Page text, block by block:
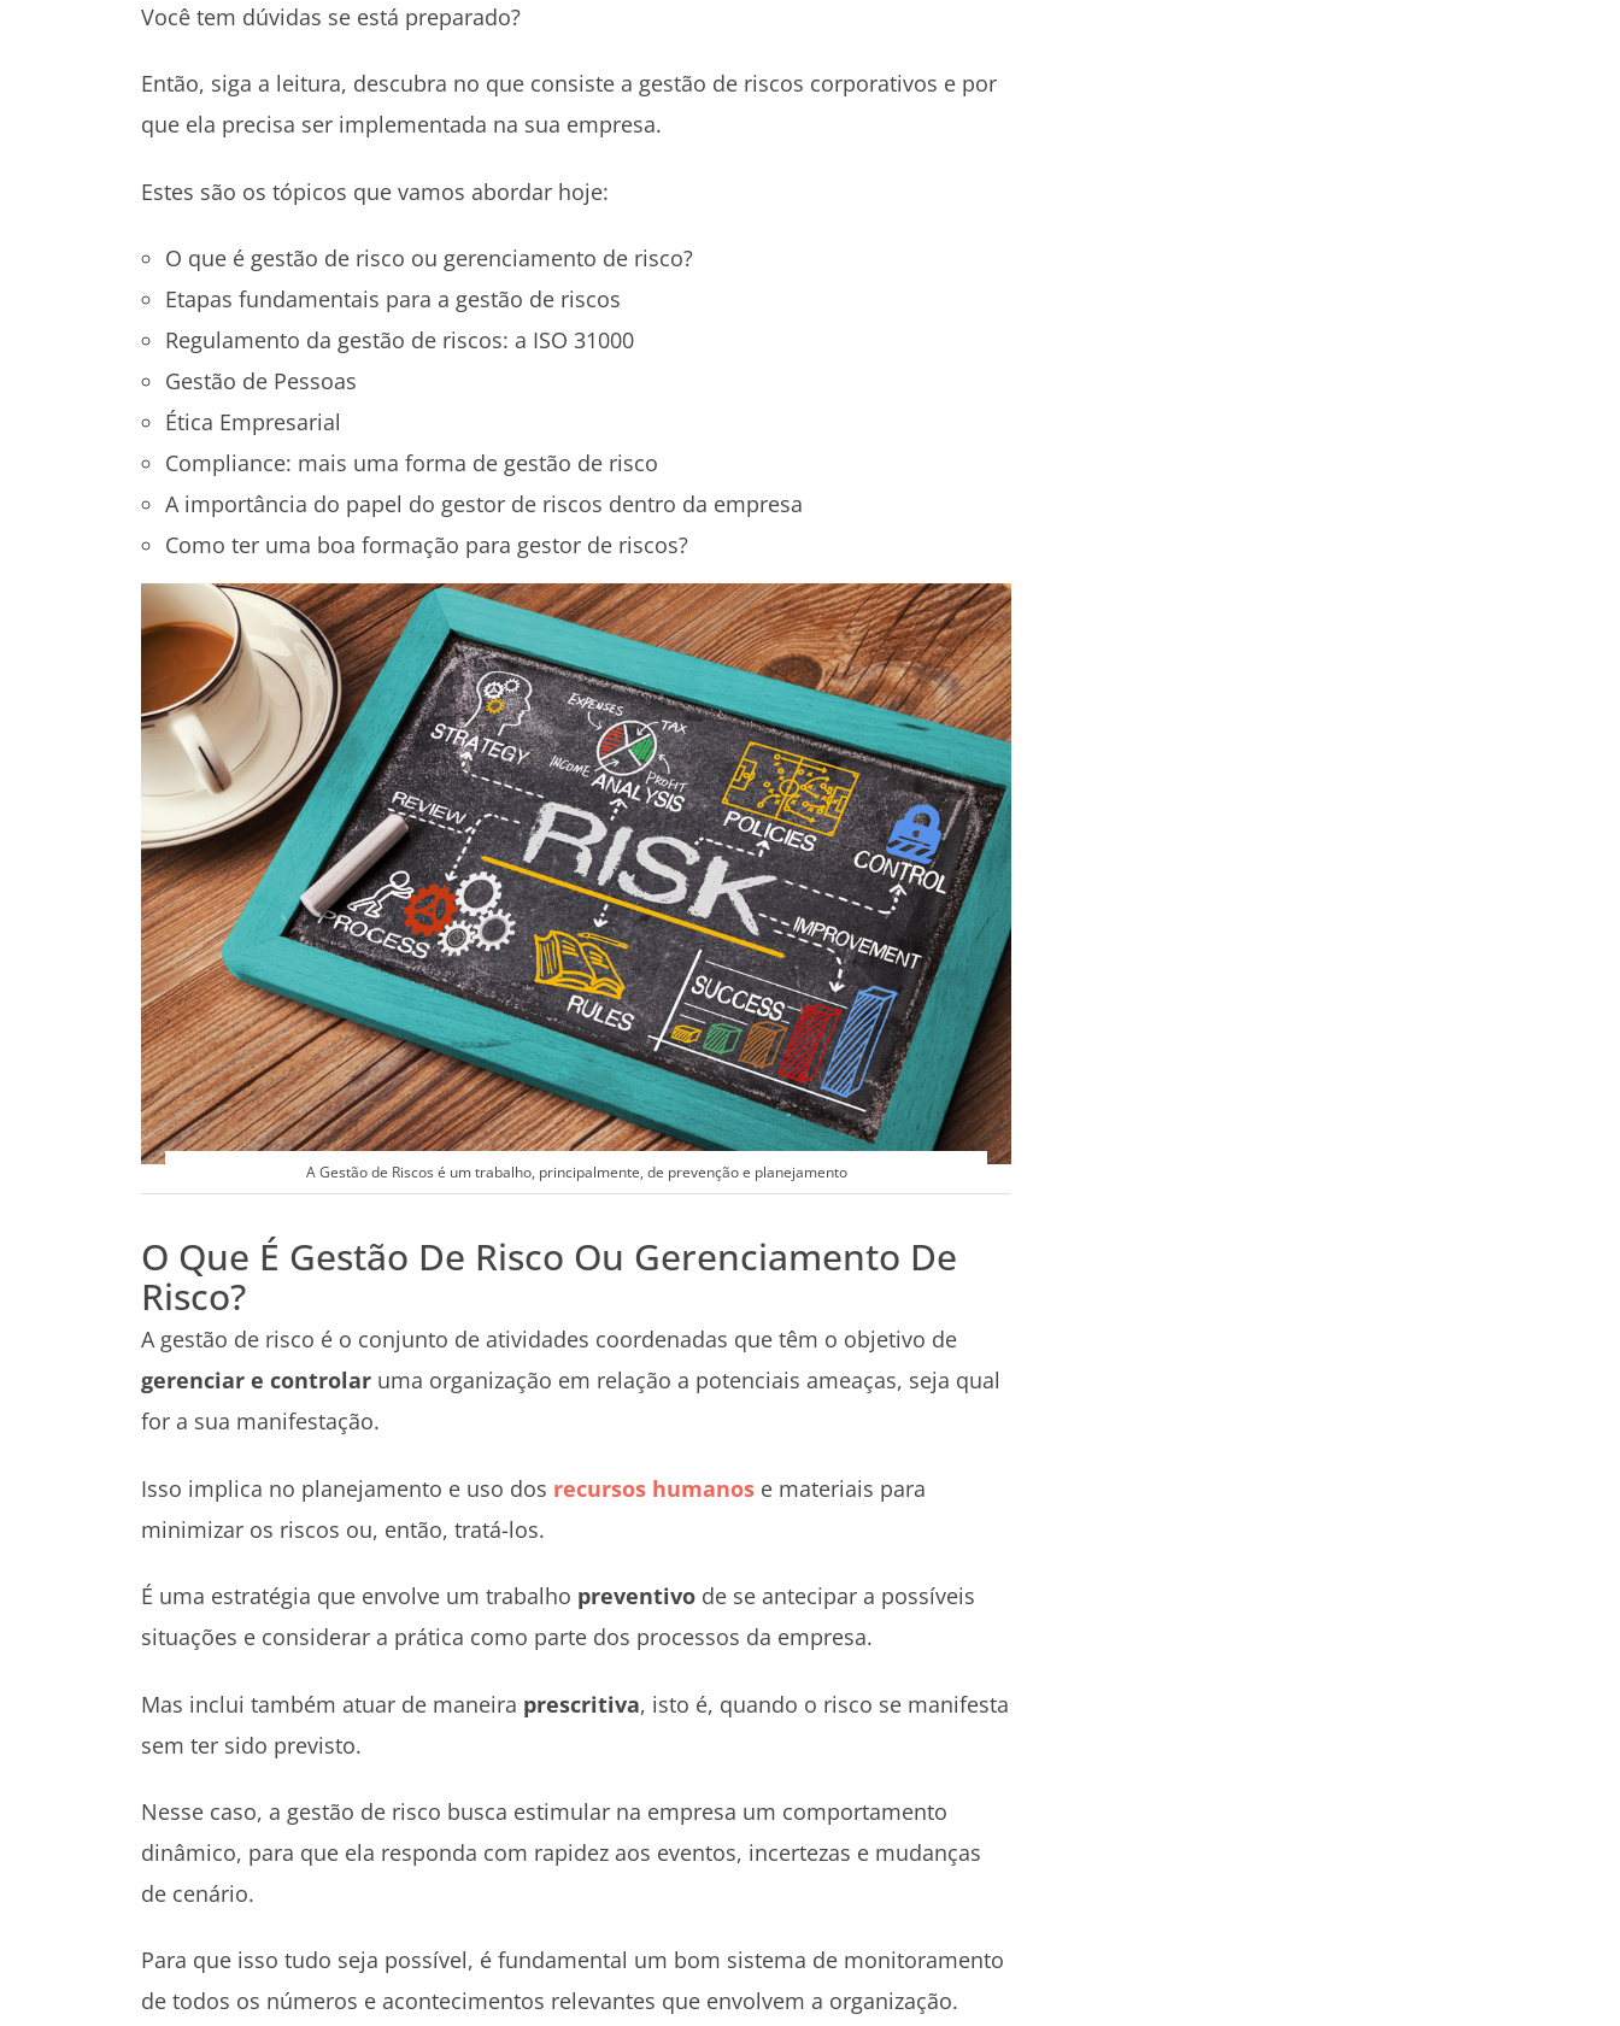
Você tem dúvidas se está preparado?
Então, siga a leitura, descubra no que consiste a gestão de riscos corporativos e por
que ela precisa ser implementada na sua empresa.
Estes são os tópicos que vamos abordar hoje:
O que é gestão de risco ou gerenciamento de risco?
Etapas fundamentais para a gestão de riscos
Regulamento da gestão de riscos: a ISO 31000
Gestão de Pessoas
Ética Empresarial
Compliance: mais uma forma de gestão de risco
A importância do papel do gestor de riscos dentro da empresa
Como ter uma boa formação para gestor de riscos?
A Gestão de Riscos é um trabalho, principalmente, de prevenção e planejamento
O Que É Gestão De Risco Ou Gerenciamento De
Risco?
A gestão de risco é o conjunto de atividades coordenadas que têm o objetivo de
gerenciar e controlar uma organização em relação a potenciais ameaças, seja qual
for a sua manifestação.
Isso implica no planejamento e uso dos recursos humanos e materiais para
minimizar os riscos ou, então, tratá-los.
É uma estratégia que envolve um trabalho preventivo de se antecipar a possíveis
situações e considerar a prática como parte dos processos da empresa.
Mas inclui também atuar de maneira prescritiva, isto é, quando o risco se manifesta
sem ter sido previsto.
Nesse caso, a gestão de risco busca estimular na empresa um comportamento
dinâmico, para que ela responda com rapidez aos eventos, incertezas e mudanças
de cenário.
Para que isso tudo seja possível, é fundamental um bom sistema de monitoramento
de todos os números e acontecimentos relevantes que envolvem a organização.